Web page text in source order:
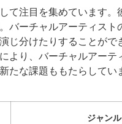
注目を集めています
バーチャルアーティス
分けたりすることが
より、バーチャルアー
な課題ももたらして
ジャンル